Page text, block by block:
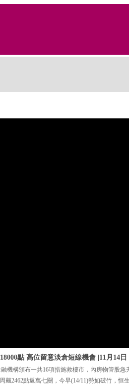
點 高位留意淡倉短線機會 |11月14
機構頒布一共16項措施救樓市，內房物管股
飆2462點返萬七關，今早(14/11)勢如破竹，恒